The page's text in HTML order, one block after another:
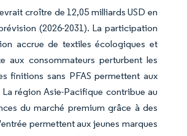
croître de 12,05 milliards USD en
(2026-2031). La participation
accrue de textiles écologiques et
aux consommateurs perturbent les
finitions sans PFAS permettent aux
région Asie-Pacifique contribue au
du marché premium grâce à des
permettent aux jeunes marques